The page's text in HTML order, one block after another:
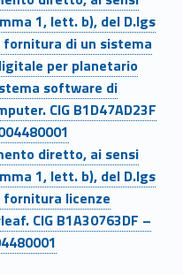
1, lett. b), del D.lgs
di un sistema
per planetario
software di
CIG B1D47AD23F
diretto, ai sensi
1, lett. b), del D.lgs
licenze
CIG B1A30763DF –